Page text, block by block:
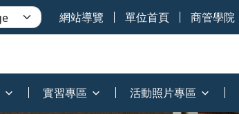
網站導覽 單位首頁 商管學院
實習專區 活動照片專區